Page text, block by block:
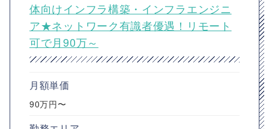
体向けインフラ構築・インフラエンジニ
ア★ネットワーク有識者優遇！リモート
可で月90万～
月額単価
90万円〜